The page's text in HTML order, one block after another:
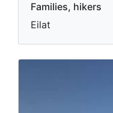
Families, hikers
Eilat